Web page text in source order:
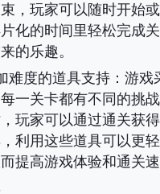
，玩家可以随时开始
化的时间里轻松完成
的乐趣。
难度的道具支持：游戏
一关卡都有不同的挑
玩家可以通过通关获
利用这些道具可以更
提高游戏体验和通关速